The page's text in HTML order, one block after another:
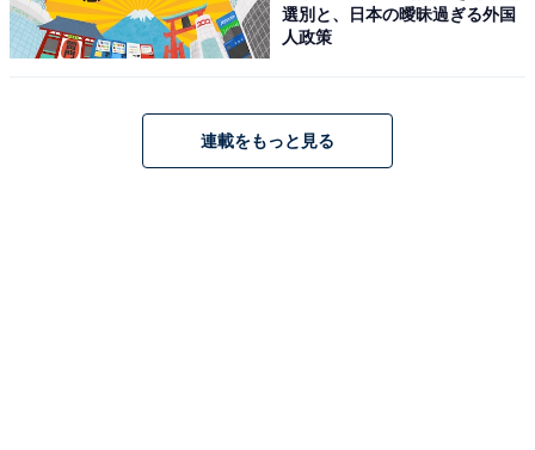
選別と、日本の曖昧過ぎる外国
人政策
連載をもっと見る